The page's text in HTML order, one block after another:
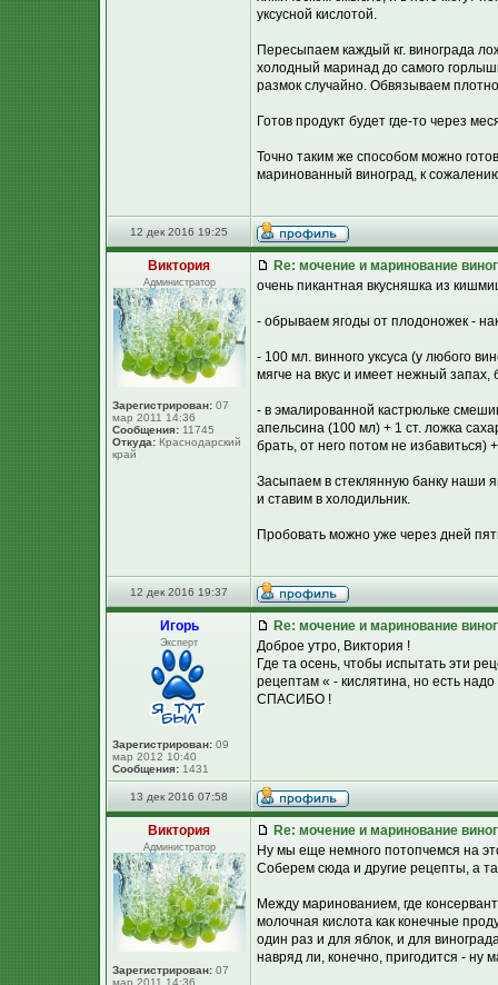
уксусной кислотой.
Пересыпаем каждый кг. винограда
холодный маринад до самого
размок случайно. Обвязываем
Готов продукт будет где-то через
Точно таким же способом можно
маринованный виноград, к
12 дек 2016 19:25
Виктория
Администратор
Зарегистрирован: 07
мар 2011 14:36
Сообщения: 11745
Откуда: Краснодарский
край
Re: мочение и маринование
очень пикантная вкусняшка из
- обрываем ягоды от плодоножек -
- 100 мл. винного уксуса (у любого
мягче на вкус и имеет нежный
- в эмалированной кастрюльке
апельсина (100 мл) + 1 ст. ложка
брать, от него потом не
Засыпаем в стеклянную банку наши
и ставим в холодильник.
Пробовать можно уже через дней
12 дек 2016 19:37
Игорь
Эксперт
Зарегистрирован: 09
мар 2012 10:40
Сообщения: 1431
Re: мочение и маринование
Доброе утро, Виктория !
Где та осень, чтобы испытать эти
рецептам « - кислятина, но есть
СПАСИБО !
13 дек 2016 07:58
Виктория
Администратор
Зарегистрирован: 07
мар 2011 14:36
Re: мочение и маринование
Ну мы еще немного потопчемся на
Соберем сюда и другие рецепты, а
Между маринованием, где
молочная кислота как конечные
один раз и для яблок, и для
навряд ли, конечно, пригодится - ну